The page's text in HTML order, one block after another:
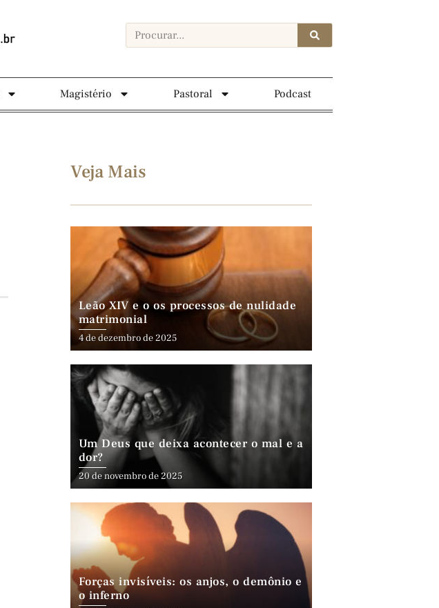
Magistério Pastoral Podcast
Veja Mais
Leão XIV e o os processos de nulidade
matrimonial
4 de dezembro de 2025
Um Deus que deixa acontecer o mal e a
dor?
20 de novembro de 2025
Forças invisíveis: os anjos, o demônio e
o inferno